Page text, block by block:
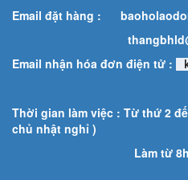
Email đặt hàng :
Email nhận hóa đơn điện tử :
Thời gian làm việc : Từ thứ 2
chủ nhật nghỉ )
Làm từ 8h sáng